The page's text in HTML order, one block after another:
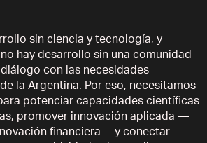
sin ciencia y tecnología, y
hay desarrollo sin una comunidad
con las necesidades
la Argentina. Por eso, necesitamos
potenciar capacidades científicas
promover innovación aplicada —
financiera— y conectar